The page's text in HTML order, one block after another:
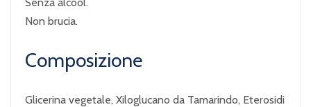
Non brucia.
Composizione
Glicerina vegetale, Xiloglucano da Tamarindo, Eterosidi